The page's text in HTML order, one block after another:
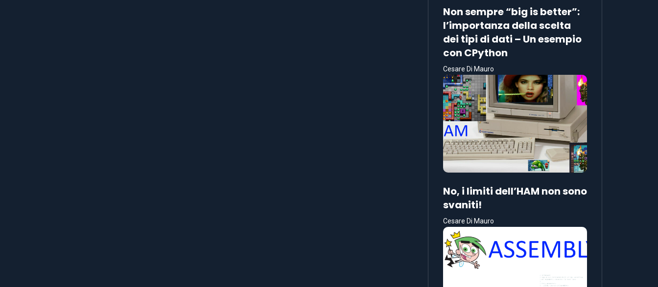
Non sempre “big is better”:
l’importanza della scelta
dei tipi di dati – Un esempio
con CPython
Cesare Di Mauro
No, i limiti dell’HAM non sono
svaniti!
Cesare Di Mauro